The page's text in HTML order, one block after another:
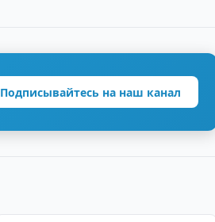
Подписывайтесь на наш канал